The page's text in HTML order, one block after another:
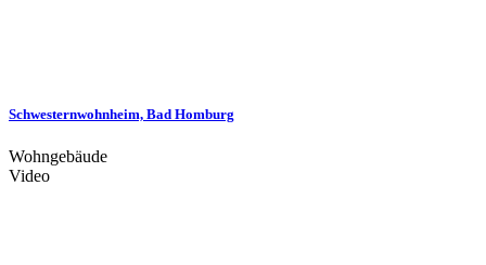
Schwesternwohnheim, Bad Homburg
Wohngebäude
Video